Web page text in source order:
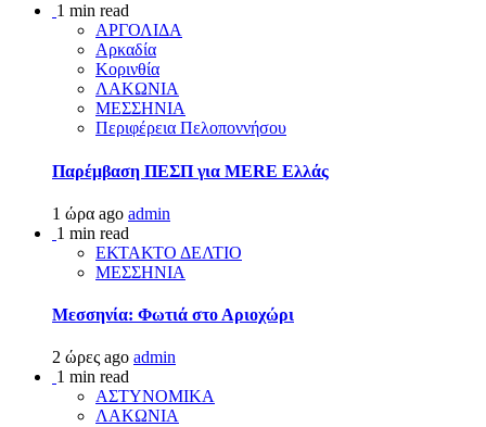
1 min read
ΑΡΓΟΛΙΔΑ
Αρκαδία
Κορινθία
ΛΑΚΩΝΙΑ
ΜΕΣΣΗΝΙΑ
Περιφέρεια Πελοποννήσου
Παρέμβαση ΠΕΣΠ για MERE Ελλάς
1 ώρα ago admin
1 min read
ΕΚΤΑΚΤΟ ΔΕΛΤΙΟ
ΜΕΣΣΗΝΙΑ
Μεσσηνία: Φωτιά στο Αριοχώρι
2 ώρες ago admin
1 min read
ΑΣΤΥΝΟΜΙΚΑ
ΛΑΚΩΝΙΑ